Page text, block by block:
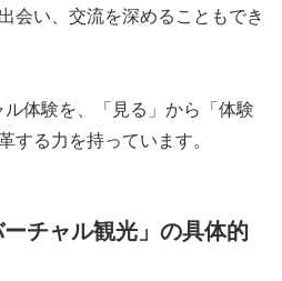
会い、交流を深めることもでき
体験を、「見る」から「体験
する力を持っています。
チャル観光」の具体的